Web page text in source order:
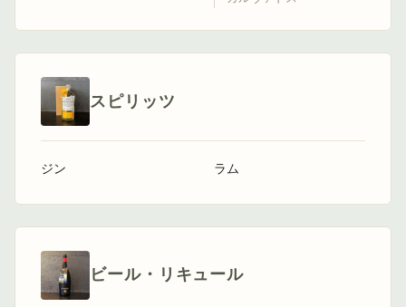
スピリッツ
ジン ラム
ビール・リキュール